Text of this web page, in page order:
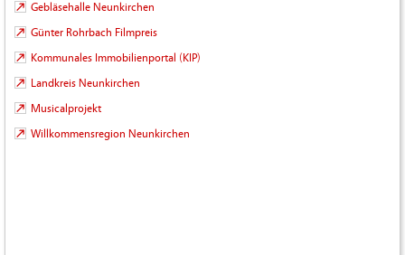
Gebläsehalle Neunkirchen
Günter Rohrbach Filmpreis
Kommunales Immobilienportal (KIP)
Landkreis Neunkirchen
Musicalprojekt
Willkommensregion Neunkirchen